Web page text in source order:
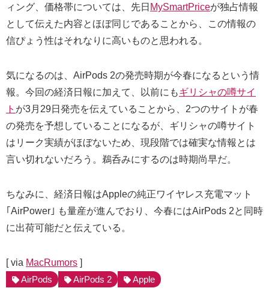
ィング、価格帯については、先日 MySmartPriceが独占情報
として伝えた内容とほぼ同じであることから、この情報の
信ぴょう性はそれなりに高いものと思われる。
気になるのは、AirPods 2の発売時期が今春になるという情
報。今回の経済日報に加えて、以前にもギリシャの噂サイ
ト が3月29日発売を伝えていることから、2つのサイトが春
の発売を予想していることになるが、ギリシャの噂サイト
はリーク実績がほぼないため、現段階では確実な情報とは
言い切れないだろう。鵜呑みにするのは時期尚早だ。
ちなみに、経済日報はAppleの純正ワイヤレス充電マット
｢AirPower｣ も量産が進んでおり、今春にはAirPods 2と同時
に出荷可能だと伝えている。
[ via MacRumors ]
AirPods
AirPods 2 Apple